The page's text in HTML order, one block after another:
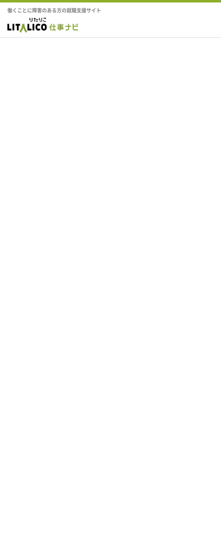
働くことに障害のある方の就職支援サイト